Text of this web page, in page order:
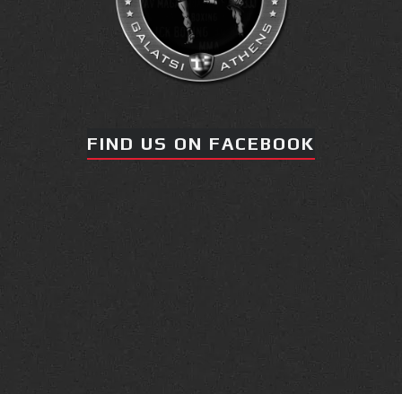
FIND US ON FACEBOOK